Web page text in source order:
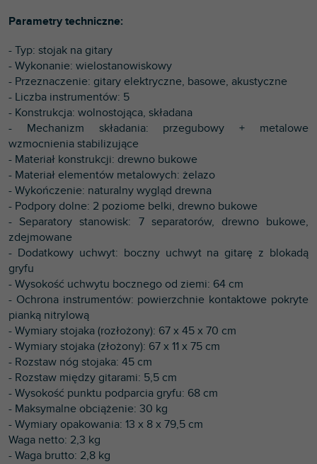
Parametry techniczne:
- Typ: stojak na gitary
- Wykonanie: wielostanowiskowy
- Przeznaczenie: gitary elektryczne, basowe, akustyczne
- Liczba instrumentów: 5
- Konstrukcja: wolnostojąca, składana
- Mechanizm składania: przegubowy + metalowe
wzmocnienia stabilizujące
- Materiał konstrukcji: drewno bukowe
- Materiał elementów metalowych: żelazo
- Wykończenie: naturalny wygląd drewna
- Podpory dolne: 2 poziome belki, drewno bukowe
- Separatory stanowisk: 7 separatorów, drewno bukowe,
zdejmowane
- Dodatkowy uchwyt: boczny uchwyt na gitarę z blokadą
gryfu
- Wysokość uchwytu bocznego od ziemi: 64 cm
- Ochrona instrumentów: powierzchnie kontaktowe pokryte
pianką nitrylową
- Wymiary stojaka (rozłożony): 67 x 45 x 70 cm
- Wymiary stojaka (złożony): 67 x 11 x 75 cm
- Rozstaw nóg stojaka: 45 cm
- Rozstaw między gitarami: 5,5 cm
- Wysokość punktu podparcia gryfu: 68 cm
- Maksymalne obciążenie: 30 kg
- Wymiary opakowania: 13 x 8 x 79,5 cm
Waga netto: 2,3 kg
- Waga brutto: 2,8 kg